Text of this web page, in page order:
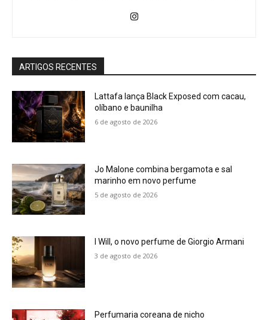
ARTIGOS RECENTES
Lattafa lança Black Exposed com cacau,
olíbano e baunilha
6 de agosto de 2026
Jo Malone combina bergamota e sal
marinho em novo perfume
5 de agosto de 2026
I Will, o novo perfume de Giorgio Armani
3 de agosto de 2026
Perfumaria coreana de nicho